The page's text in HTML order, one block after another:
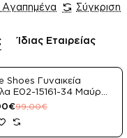
Σύγκριση
Ίδιας Εταιρείας
Shoes Γυναικεία
E02-15161-34 Μαύρο
99,00€